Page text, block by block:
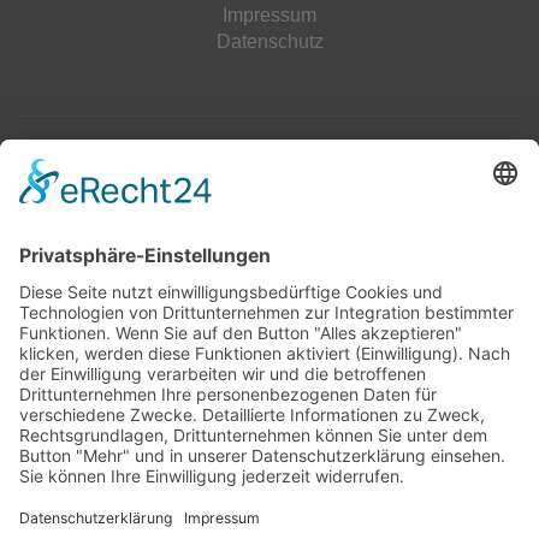
Impressum
Datenschutz
Jahrescharts
Top 100
Hot 50
Top Neueinsteiger
Highscores